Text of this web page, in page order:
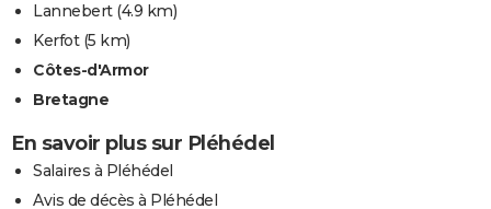
Lannebert(4.9 km)
Kerfot(5 km)
Côtes-d'Armor
Bretagne
En savoir plus sur Pléhédel
Salaires à Pléhédel
Avis de décès à Pléhédel